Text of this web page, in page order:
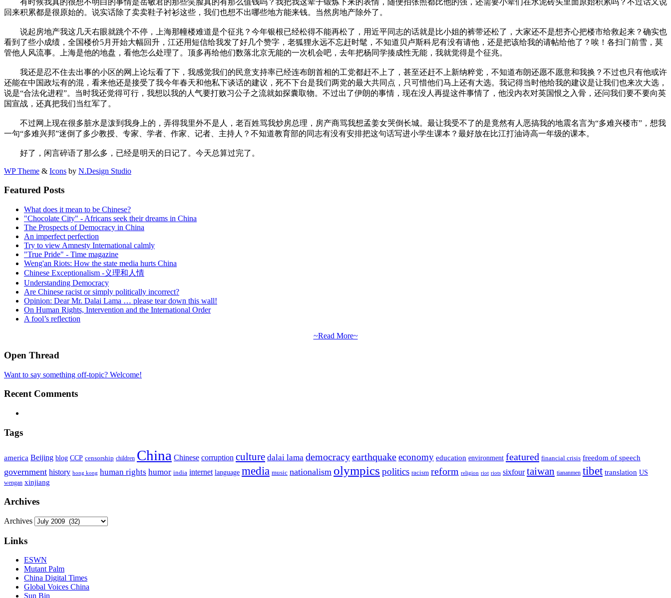
回来积累都是很原始的。说实话除了卖卖鞋子衬衫这些，我们也想不出哪些地方能来钱。当然房地产除外了。
说起房地产我这几天右眼就跳个不停，上海那幢楼难道是个征兆？今年银根已经松得不能再松了，用近平同志的话就是比小姐的裤带还松了，大家还不是想齐心把楼市给救起来？确实也
看到了些小成绩，全国楼价5月开始大幅回升，江还用短信给我发了好几个赞字，老狐狸永远不忘赶时髦，不知道贝卢斯科尼有没有请他，还是把该给我的请帖给他了？唉！各扫门前雪，莫
管他人风流事。上海是他的地盘，看他怎么处理了。顶多再给他们数落北京无能的一次机会吧，去年把杨同学揍成性无能，我就觉得是个征兆。
我还是忍不住去出事的小区的网上论坛看了下，我感觉我们的民意支持率已经连布朗首相的工党都赶不上了，甚至还赶不上新纳粹党，不知道布朗还愿不愿意和我换？不过也只有他或许
还能在中国政坛有的混，看来他还是接受了我今年春天和他私下谈话的建议，死不下台是我们两党的最大共同点，只可惜他们马上还有大选。我记得当时他给我的建议是让我们也来次大选，
说是“合法化进程”。当时我还觉得可行，我想以我的人气要打败习公子之流就如探囊取物。不过出了伊朗的事情，现在没人再提这件事情了，他没内衣对英国恨之入骨，还问我们要不要向英
国宣战，还真把我们当红军了。
不过网上现在很多脏水是泼到我身上的，弄得我里外不是人，老百姓骂我炒房总理，房产商骂我想孟姜女哭倒长城。最让我受不了的是竟然有人恶搞我的地震名言为“多难兴楼市”，想我
一句“多难兴邦”迷倒了多少教授、专家、学者、作家、记者、主持人？不知道教育部的同志有没有安排把这句话写进小学生课本？最好放在比江打油诗高一年级的课本。
好了，闲言碎语了那么多，已经是明天的日记了。今天总算过完了。
WP Theme & Icons by N.Design Studio
Featured Posts
What does it mean to be Chinese?
"Chocolate City" - Africans seek their dreams in China
The Prospects of Democracy in China
An imperfect perfection
Try to view Amnesty International calmly
"True Pride" - Time magazine
Weng'an Riots: How the state media hurts China
Chinese Exceptionalism -义理和人情
Understanding Democracy
Are Chinese racist or simply politically incorrect?
Opinion: Dear Mr. Dalai Lama … please tear down this wall!
On Human Rights, Intervention and the International Order
A fool’s reflection
~Read More~
Open Thread
Want to say something off-topic? Welcome!
Recent Comments
Tags
america Beijing blog CCP censorship children China Chinese corruption culture dalai lama democracyearthquakeeconomy education environment featured financial crisis freedom of speech
government history hong kong human rights humor india internet language media music nationalism olympics politics racism reform religion riot riots sixfour taiwan tiananmen tibet translation US
wengan xinjiang
Archives
Archives
Links
ESWN
Mutant Palm
China Digital Times
Global Voices China
Sun Bin